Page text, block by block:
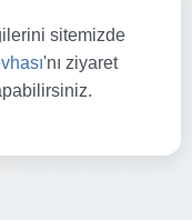
sitemizde
'nı ziyaret